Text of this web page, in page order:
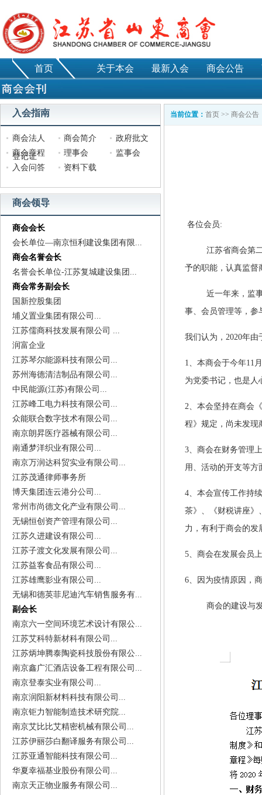
首页 关于本会 最新入会 商会公告
入会指南
商会法人
登记证
商会简介
政府批文
商会章程
理事会
监事会
入会问答
资料下载
商会领导
商会会长
会长单位—南京恒利建设集团有限...
商会名誉会长
名誉会长单位-江苏复城建设集团...
商会常务副会长
国新控股集团
埔义置业集团有限公司...
江苏儒商科技发展有限公司 ...
润富企业
江苏琴尔能源科技有限公司...
苏州海德清洁制品有限公司...
中民能源(江苏)有限公司...
江苏峰工电力科技有限公司...
众能联合数字技术有限公司...
南京朗昇医疗器械有限公司...
南通梦洋织业有限公司...
南京万润达科贸实业有限公司...
江苏茂通律师事务所
博天集团连云港分公司...
常州市尚德文化产业有限公司...
无锡恒创资产管理有限公司...
江苏久进建设有限公司...
江苏子渡文化发展有限公司...
江苏益客食品有限公司...
江苏雄鹰影业有限公司...
无锡和德英菲尼迪汽车销售服务有...
副会长
南京六一空间环境艺术设计有限公...
江苏艾科特新材科有限公司...
江苏炳坤腾泰陶瓷科技股份有限公...
南京鑫广汇酒店设备工程有限公司...
南京登泰实业有限公司...
南京润阳新材料科技有限公司...
南京钜力智能制造技术研究院...
南京艾比比艾精密机械有限公司...
江苏伊丽莎白翻译服务有限公司...
江苏亚通智能科技有限公司...
华夏幸福基业股份有限公司...
南京天正物业服务有限公司...
当前位置： 首页 >> 商会公告
各位会员:
江苏省商会第
予的职能，认真监督
近一年来，监
事、会员管理等，参
我们认为， 2020年由
1、 本商会于今年11
为党委书记，也是人
2、本会坚持在商会
程》规定，尚未发现
3、商会在财务管理
用、活动的开支等方
4、本会宣传工作持
茶》、《财税讲座》
力，有利于商会的发
5、商会在发展会员
6、因为疫情原因，
商会的建设与